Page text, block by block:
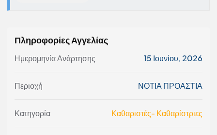
Πληροφορίες Αγγελίας
Ημερομηνία Ανάρτησης 15 Ιουνίου, 2026
Περιοχή ΝΟΤΙΑ ΠΡΟΑΣΤΙΑ
Κατηγορία Καθαριστές- Καθαρίστριες